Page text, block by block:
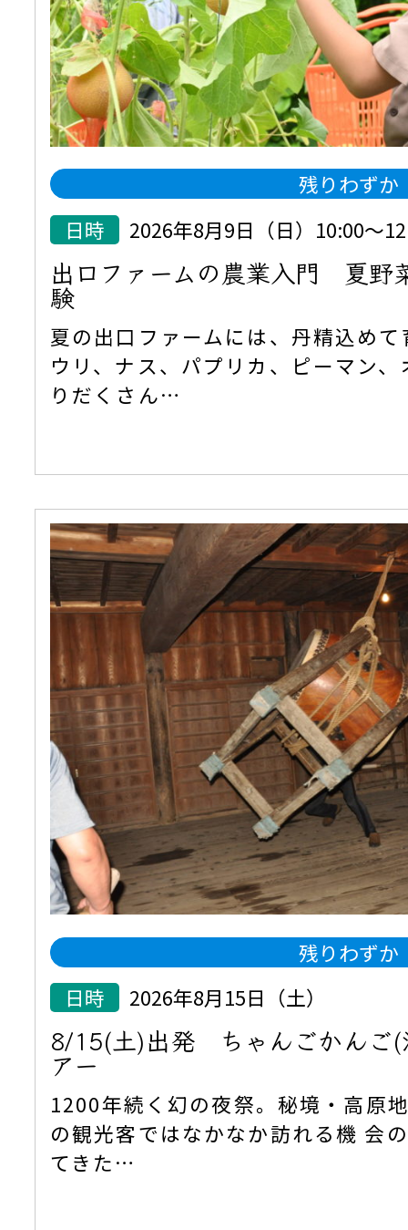
残りわずか
日時
2026年8月9日（日）10:00～
出口ファームの農業入門 夏野
験
夏の出口ファームには、丹精込め
ウリ、ナス、パプリカ、ピーマン
りだくさん…
残りわずか
日時
2026年8月15日（土）
8/15(土)出発 ちゃんごかんご(
アー
1200年続く幻の夜祭。秘境・高原
の観光客ではなかなか訪れる機 会
てきた…